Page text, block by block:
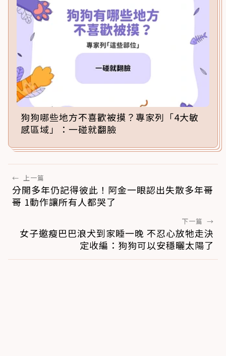
狗狗哪些地方不喜歡被摸？專家列「4大敏
感區域」：一碰就翻臉
← 上一篇
分開多年仍記得彼此！阿金一眼認出失散多年哥
哥 1動作讓所有人都哭了
下一篇 →
女子邀瘦巴巴浪犬到家睡一晚 不忍心放牠走決
定收編：狗狗可以安穩曬太陽了